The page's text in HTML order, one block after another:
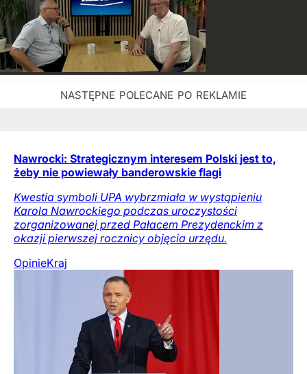
Nawrocki: Strategicznym interesem Polski jest to,
żeby nie powiewały banderowskie flagi
Kwestia symboli UPA wybrzmiała w wystąpieniu
Karola Nawrockiego podczas uroczystości
zorganizowanej przed Pałacem Prezydenckim z
okazji pierwszej rocznicy objęcia urzędu.
OpinieKraj